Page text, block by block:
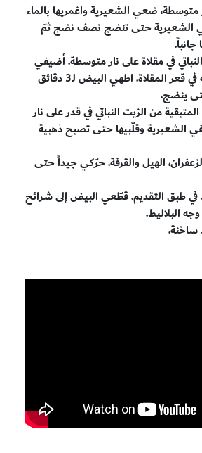
متوسطة، ضعي الشعيرية واغمريها بالماء
الشعيرية حتى تنضج نصف نضج ثمّ
في مقلاة على نار متوسطة. أضيفي
البيض وافرديه في قعر المقلاة. اطهي البيض لـ3 دقائق
ينضج.
من الزيت النباتي في قدر على نار
الشعيرية وقلّبيها حتى تصبح ذهبية
الهيل والقرفة. حرّكي جيداً حتى
في طبق التقديم. قطّعي البيض إلى شرائح
البلاليط.
ساخنة.